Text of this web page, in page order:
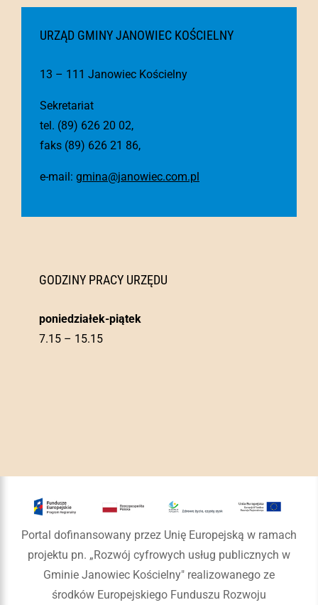
URZĄD GMINY JANOWIEC KOŚCIELNY
13 – 111 Janowiec Kościelny
Sekretariat
tel. (89) 626 20 02,
faks (89) 626 21 86,
e-mail: gmina@janowiec.com.pl
GODZINY PRACY URZĘDU
poniedziałek-piątek
7.15 – 15.15
Portal dofinansowany przez Unię Europejską w ramach
projektu pn. „Rozwój cyfrowych usług publicznych w
Gminie Janowiec Kościelny" realizowanego ze
środków Europejskiego Funduszu Rozwoju